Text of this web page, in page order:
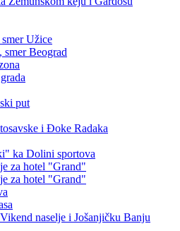
Užice
Beograd
put
i Đoke Radaka
ka Dolini sportova
za hotel "Grand"
za hotel "Grand"
naselje i Jošanjičku Banju